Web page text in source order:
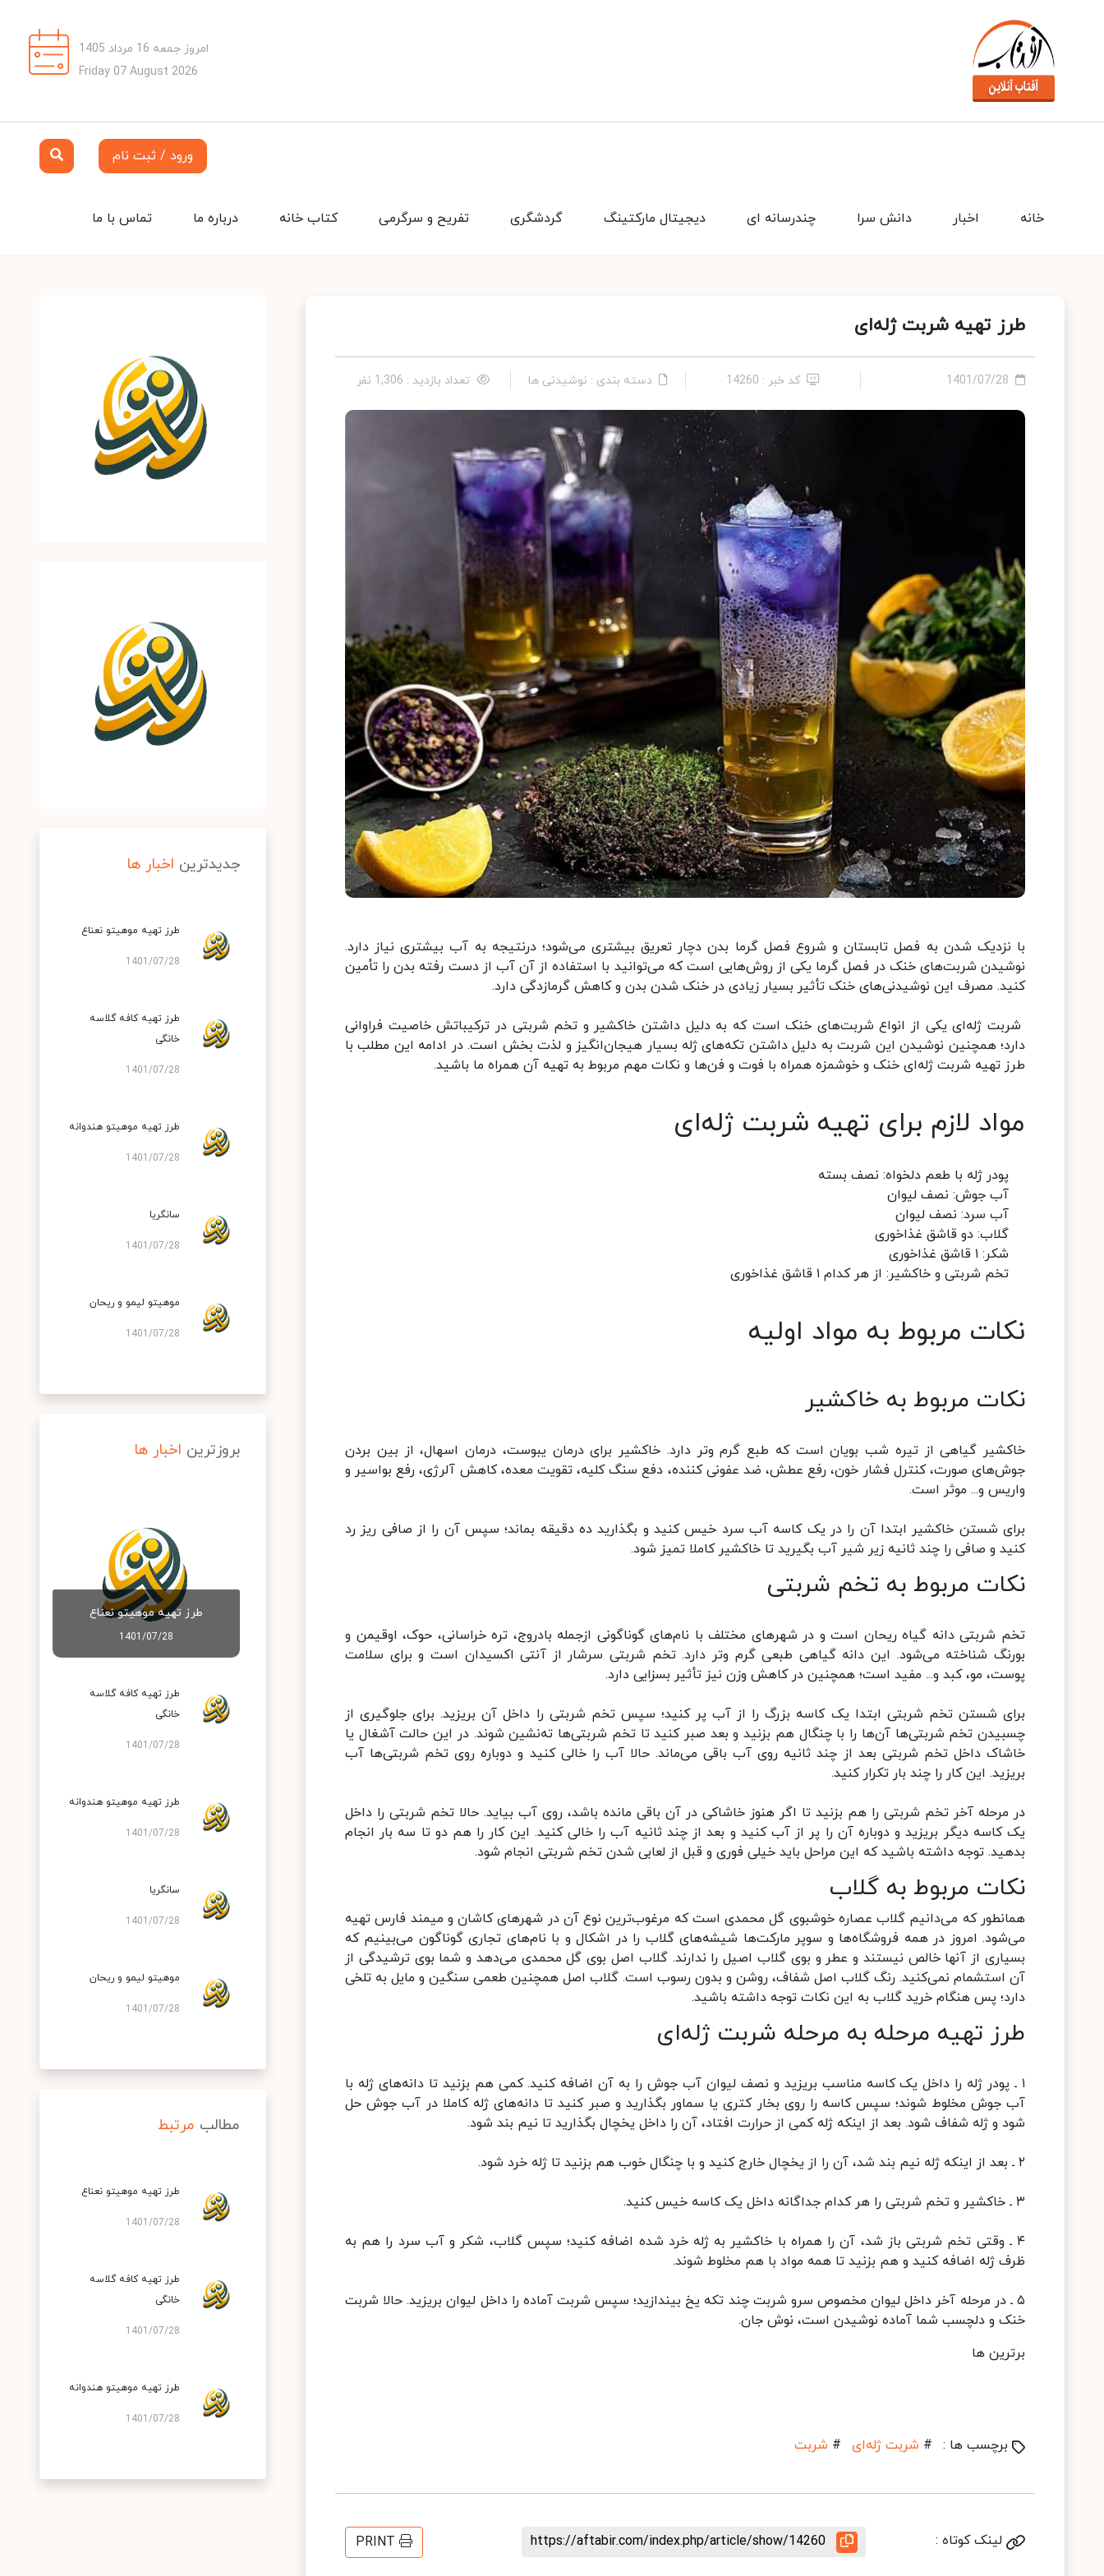
امروز جمعه 16 مرداد 1405
Friday 07 August 2026
ورود / ثبت نام
تماس با ما درباره ما کتاب خانه تفریح و سرگرمی گردشگری دیجیتال مارکتینگ چندرسانه ای دانش سرا اخبار خانه
طرز تهیه شربت ژله‌ای
1401/07/28 کد خبر : 14260 دسته بندی : نوشیدنی ها تعداد بازدید : 1,306 نفر
با نزدیک شدن به فصل تابستان و شروع فصل گرما بدن دچار تعریق بیشتری می‌شود؛ درنتیجه به آب بیشتری نیاز دارد.
نوشیدن شربت‌های خنک در فصل گرما یکی از روش‌هایی است که می‌توانید با استفاده از آن آب از دست رفته بدن را تأمین
کنید. مصرف این نوشیدنی‌های خنک تأثیر بسیار زیادی در خنک شدن بدن و کاهش گرمازدگی دارد.
شربت ژله‌ای یکی از انواع شربت‌های خنک است که به دلیل داشتن خاکشیر و تخم شربتی در ترکیباتش خاصیت فراوانی
دارد؛ همچنین نوشیدن این شربت به دلیل داشتن تکه‌های ژله بسیار هیجان‌انگیز و لذت بخش است. در ادامه این مطلب با
طرز تهیه شربت ژله‌ای خنک و خوشمزه همراه با فوت و فن‌ها و نکات مهم مربوط به تهیه آن همراه ما باشید.
مواد لازم برای تهیه شربت ژله‌ای
پودر ژله با طعم دلخواه: نصف بسته
آب جوش: نصف لیوان
آب سرد: نصف لیوان
گلاب: دو قاشق غذاخوری
شکر: ۱ قاشق غذاخوری
تخم شربتی و خاکشیر: از هر کدام ۱ قاشق غذاخوری
نکات مربوط به مواد اولیه
نکات مربوط به خاکشیر
خاکشیر گیاهی از تیره شب بویان است که طبع گرم و‌تر دارد. خاکشیر برای درمان یبوست، درمان اسهال، از بین بردن
جوش‌های صورت، کنترل فشار خون، رفع عطش، ضد عفونی کننده، دفع سنگ کلیه، تقویت معده، کاهش آلرژی، رفع بواسیر و
واریس و... موثر است.
برای شستن خاکشیر ابتدا آن را در یک کاسه آب سرد خیس کنید و بگذارید ده دقیقه بماند؛ سپس آن را از صافی ریز رد
کنید و صافی را چند ثانیه زیر شیر آب بگیرید تا خاکشیر کاملا تمیز شود.
نکات مربوط به تخم شربتی
تخم شربتی دانه گیاه ریحان است و در شهر‌های مختلف با نام‌های گوناگونی ازجمله بادروج، تره خراسانی، حوک، اوقیمن و
بورنگ شناخته می‌شود. این دانه گیاهی طبعی گرم و‌تر دارد. تخم شربتی سرشار از آنتی اکسیدان است و برای سلامت
پوست، مو، کبد و... مفید است؛ همچنین در کاهش وزن نیز تأثیر بسزایی دارد.
برای شستن تخم شربتی ابتدا یک کاسه بزرگ را از آب پر کنید؛ سپس تخم شربتی را داخل آن بریزید. برای جلوگیری از
چسبیدن تخم شربتی‌ها آن‌ها را با چنگال هم بزنید و بعد صبر کنید تا تخم شربتی‌ها ته‌نشین شوند. در این حالت آشغال یا
خاشاک داخل تخم شربتی بعد از چند ثانیه روی آب باقی می‌ماند. حالا آب را خالی کنید و دوباره روی تخم شربتی‌ها آب
بریزید. این کار را چند بار تکرار کنید.
در مرحله آخر تخم شربتی را هم بزنید تا اگر هنوز خاشاکی در آن باقی مانده باشد، روی آب بیاید. حالا تخم شربتی را داخل
یک کاسه دیگر بریزید و دوباره آن را پر از آب کنید و بعد از چند ثانیه آب را خالی کنید. این کار را هم دو تا سه بار انجام
بدهید. توجه داشته باشید که این مراحل باید خیلی فوری و قبل از لعابی شدن تخم شربتی انجام شود.
نکات مربوط به گلاب
همانطور که می‌دانیم گلاب عصاره خوشبوی گل محمدی است که مرغوب‌ترین نوع آن در شهرهای کاشان و میمند فارس تهیه
می‌شود. امروز در همه فروشگاه‌ها و سوپر مارکت‌ها شیشه‌های گلاب را در اشکال و با نام‌های تجاری گوناگون می‌بینیم که
بسیاری از آنها خالص نیستند و عطر و بوی گلاب اصیل را ندارند. گلاب اصل بوی گل محمدی می‌دهد و شما بوی ترشیدگی از
آن استشمام نمی‌کنید. رنگ گلاب اصل شفاف، روشن و بدون رسوب است. گلاب اصل همچنین طعمی سنگین و مایل به تلخی
دارد؛ پس هنگام خرید گلاب به این نکات توجه داشته باشید.
طرز تهیه مرحله به مرحله شربت ژله‌ای
۱ ـ پودر ژله را داخل یک کاسه مناسب بریزید و نصف لیوان آب جوش را به آن اضافه کنید. کمی هم بزنید تا دانه‌های ژله با
آب جوش مخلوط شوند؛ سپس کاسه را روی بخار کتری یا سماور بگذارید و صبر کنید تا دانه‌های ژله کاملا در آب جوش حل
شود و ژله شفاف شود. بعد از اینکه ژله کمی از حرارت افتاد، آن را داخل یخچال بگذارید تا نیم بند شود.
۲ ـ بعد از اینکه ژله نیم بند شد، آن را از یخچال خارج کنید و با چنگال خوب هم بزنید تا ژله خرد شود.
۳ ـ خاکشیر و تخم شربتی را هر کدام جداگانه داخل یک کاسه خیس کنید.
۴ ـ وقتی تخم شربتی باز شد، آن را همراه با خاکشیر به ژله خرد شده اضافه کنید؛ سپس گلاب، شکر و آب سرد را هم به
ظرف ژله اضافه کنید و هم بزنید تا همه مواد با هم مخلوط شوند.
۵ ـ در مرحله آخر داخل لیوان مخصوص سرو شربت چند تکه یخ بیندازید؛ سپس شربت آماده را داخل لیوان بریزید. حالا شربت
خنک و دلچسب شما آماده نوشیدن است، نوش جان.
برترین ها
برچسب ها : # شربت ژله‌ای # شربت
لینک کوتاه : https://aftabir.com/index.php/article/show/14260
PRINT
جدیدترین اخبار ها
طرز تهیه موهیتو نعناع
1401/07/28
طرز تهیه کافه گلاسه
خانگی
1401/07/28
طرز تهیه موهیتو هندوانه
1401/07/28
سانگریا
1401/07/28
موهیتو لیمو و ریحان
1401/07/28
بروزترین اخبار ها
طرز تهیه موهیتو نعناع
1401/07/28
طرز تهیه کافه گلاسه
خانگی
1401/07/28
طرز تهیه موهیتو هندوانه
1401/07/28
سانگریا
1401/07/28
موهیتو لیمو و ریحان
1401/07/28
مطالب مرتبط
طرز تهیه موهیتو نعناع
1401/07/28
طرز تهیه کافه گلاسه
خانگی
1401/07/28
طرز تهیه موهیتو هندوانه
1401/07/28